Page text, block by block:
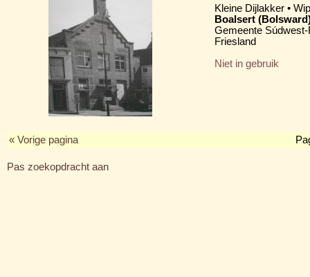
Kleine Dijlakker •
Boalsert
Gemeente
Friesland
Niet in gebruik
« Vorige pagina
Pas zoekopdracht aan